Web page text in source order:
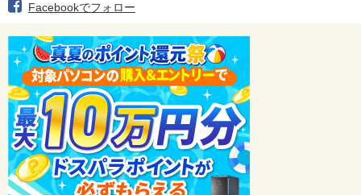
Facebookでフォロー